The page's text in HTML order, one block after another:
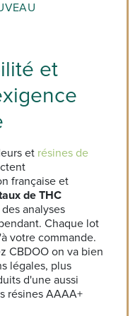
et
et résines de
française et
de THC
analyses
Chaque lot
votre commande.
CBDOO on va bien
légales, plus
d'une aussi
résines AAAA+